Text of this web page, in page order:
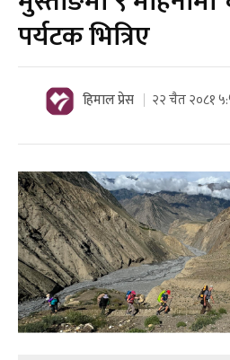
पर्यटक भित्रिए
हिमाल प्रेस २२ चैत २०८१